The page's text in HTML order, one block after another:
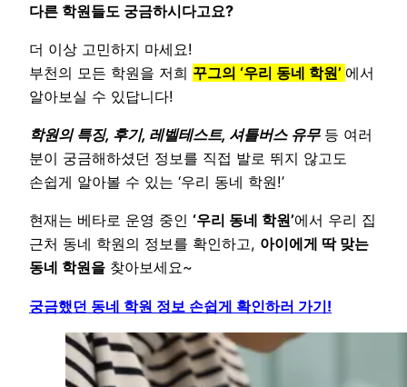
다른 학원들도 궁금하시다고요?
더 이상 고민하지 마세요!
부천의 모든 학원을 저희 꾸그의 ‘우리 동네 학원’ 에서
알아보실 수 있답니다!
학원의 특징, 후기, 레벨테스트, 셔틀버스 유무등 여러
분이 궁금해하셨던 정보를 직접 발로 뛰지 않고도
손쉽게 알아볼 수 있는 ‘우리 동네 학원!’
현재는 베타로 운영 중인 ‘우리 동네 학원’에서 우리 집
근처 동네 학원의 정보를 확인하고, 아이에게 딱 맞는
동네 학원을 찾아보세요~
궁금했던 동네 학원 정보 손쉽게 확인하러 가기!